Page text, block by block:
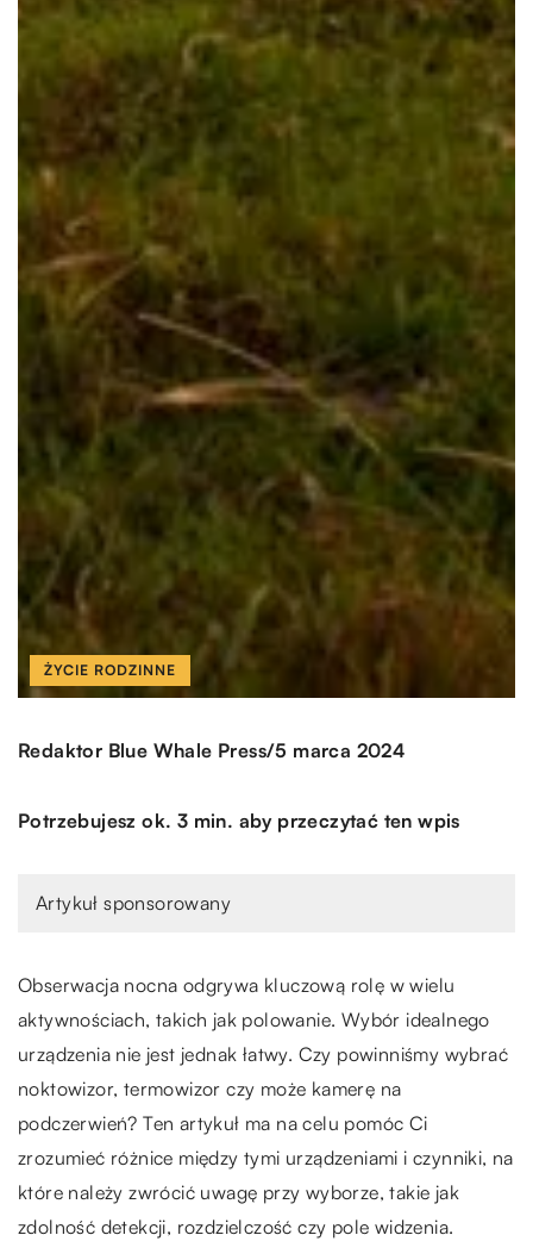
ŻYCIE RODZINNE
Redaktor Blue Whale Press/5 marca 2024
Potrzebujesz ok. 3 min. aby przeczytać ten wpis
Artykuł sponsorowany
Obserwacja nocna odgrywa kluczową rolę w wielu
aktywnościach, takich jak polowanie. Wybór idealnego
urządzenia nie jest jednak łatwy. Czy powinniśmy wybrać
noktowizor, termowizor czy może kamerę na
podczerwień? Ten artykuł ma na celu pomóc Ci
zrozumieć różnice między tymi urządzeniami i czynniki, na
które należy zwrócić uwagę przy wyborze, takie jak
zdolność detekcji, rozdzielczość czy pole widzenia.